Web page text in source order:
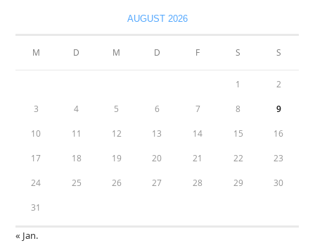
AUGUST 2026
M D M D F S S
1 2
3 4 5 6 7 8 9
10 11 12 13 14 15 16
17 18 19 20 21 22 23
24 25 26 27 28 29 30
31
« Jan.